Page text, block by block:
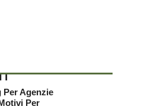
Per Agenzie
Per